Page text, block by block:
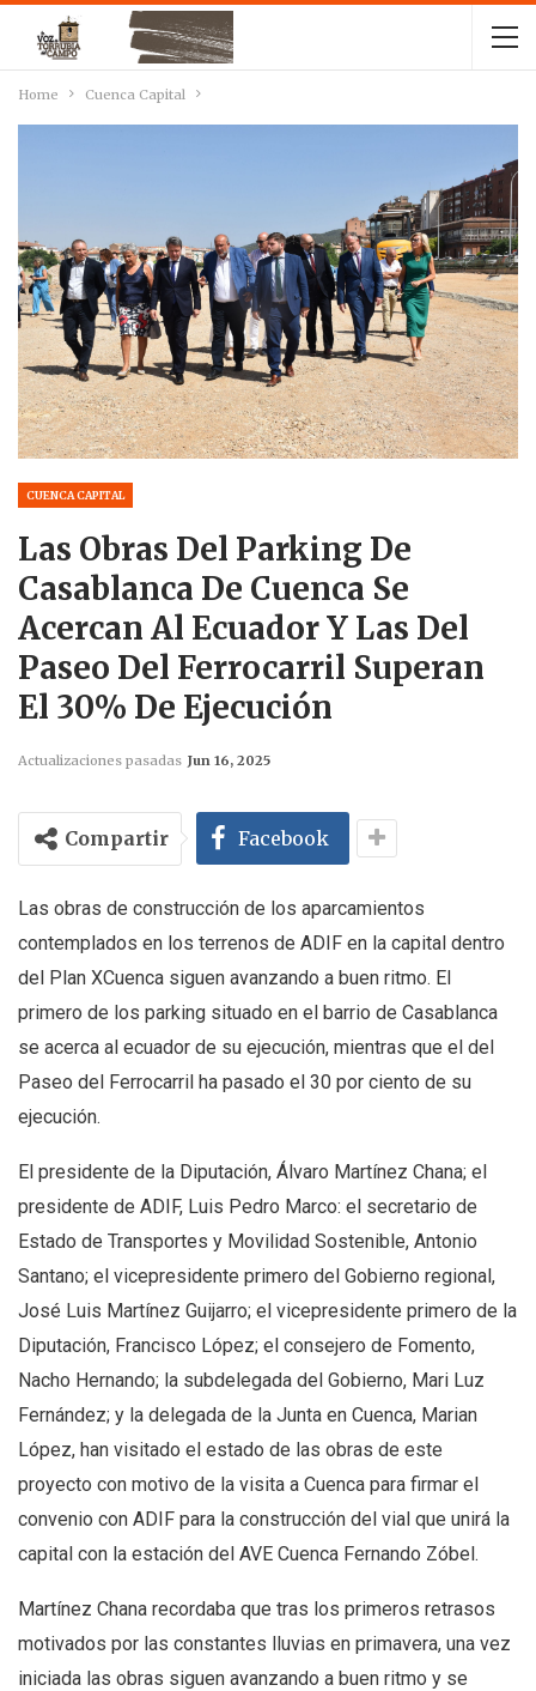
Home Cuenca Capital
CUENCA CAPITAL
Las Obras Del Parking De
Casablanca De Cuenca Se
Acercan Al Ecuador Y Las Del
Paseo Del Ferrocarril Superan
El 30% De Ejecución
Actualizaciones pasadas Jun 16, 2025
Compartir Facebook
Las obras de construcción de los aparcamientos
contemplados en los terrenos de ADIF en la capital dentro
del Plan XCuenca siguen avanzando a buen ritmo. El
primero de los parking situado en el barrio de Casablanca
se acerca al ecuador de su ejecución, mientras que el del
Paseo del Ferrocarril ha pasado el 30 por ciento de su
ejecución.
El presidente de la Diputación, Álvaro Martínez Chana; el
presidente de ADIF, Luis Pedro Marco: el secretario de
Estado de Transportes y Movilidad Sostenible, Antonio
Santano; el vicepresidente primero del Gobierno regional,
José Luis Martínez Guijarro; el vicepresidente primero de la
Diputación, Francisco López; el consejero de Fomento,
Nacho Hernando; la subdelegada del Gobierno, Mari Luz
Fernández; y la delegada de la Junta en Cuenca, Marian
López, han visitado el estado de las obras de este
proyecto con motivo de la visita a Cuenca para firmar el
convenio con ADIF para la construcción del vial que unirá la
capital con la estación del AVE Cuenca Fernando Zóbel.
Martínez Chana recordaba que tras los primeros retrasos
motivados por las constantes lluvias en primavera, una vez
iniciada las obras siguen avanzando a buen ritmo y se